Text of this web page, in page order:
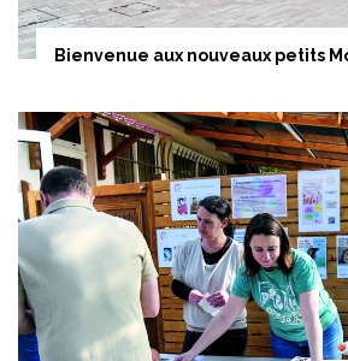
Bienvenue aux nouveaux petits